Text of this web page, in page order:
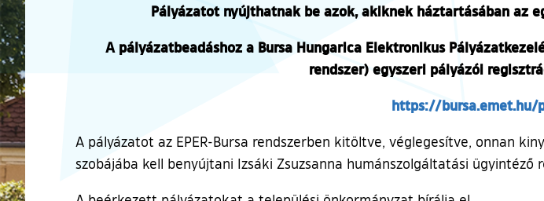
Pályázatot nyújthatnak be azok, akiknek háztartásában az
A pályázatbeadáshoz a Bursa Hungarica Elektronikus
rendszer) egyszeri pályázói
https://bursa.emet.hu/
A pályázatot az EPER-Bursa rendszerben kitöltve, véglegesítve, onnan
szobájába kell benyújtani Izsáki Zsuzsanna humánszolgáltatási ügyintéző